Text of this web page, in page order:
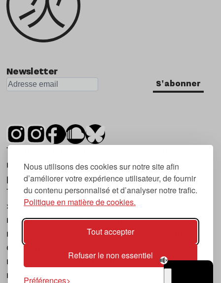
Nous utilisons des cookies sur notre site afin
d’améliorer votre expérience utilisateur, de fournir
du contenu personnalisé et d’analyser notre trafic.
Politique en matière de cookies.
Tout accepter
Refuser le non essentiel
Préférences
Newsletter
S'abonner
Tsugi est un mensuel indépendant sur la
musique et les nouvelles tendances, dont la
première parution date de 2007.
Tsugi en japonais signifie « prochain », « suivant
», ce qui correspond à la thématique du
magazine, à l’affût des nouvelles tendances
musicales, qu’elles viennent de la musique
électronique, du rock ou du hip hop, et des
nouveaux phénomènes de société liés à la
musique.